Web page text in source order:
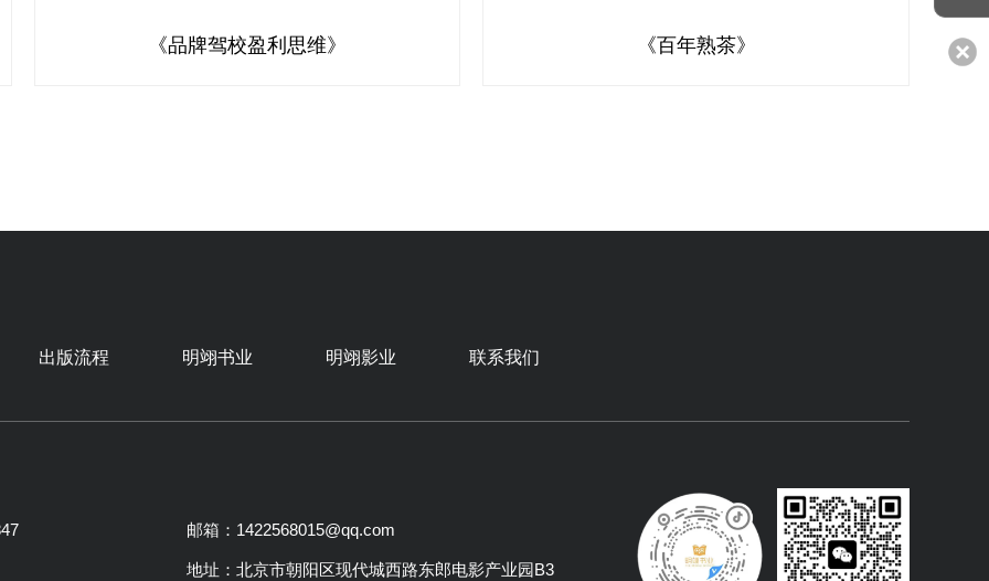
《品牌驾校盈利思维》 《百年熟茶》
出版流程 明翊书业 明翊影业 联系我们
邮箱：1422568015@qq.com
地址：北京市朝阳区现代城西路东郎电影产业园B3